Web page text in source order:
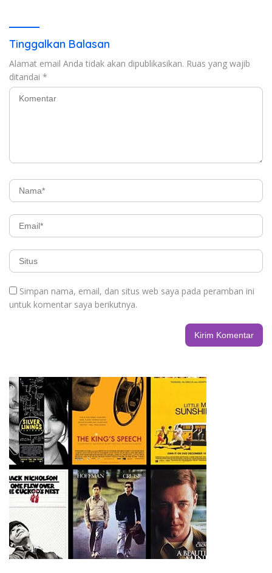
Tinggalkan Balasan
Alamat email Anda tidak akan dipublikasikan. Ruas yang wajib
ditandai *
Simpan nama, email, dan situs web saya pada peramban ini
untuk komentar saya berikutnya.